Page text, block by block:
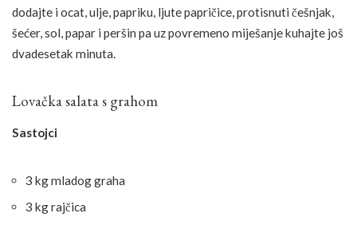
dodajte i ocat, ulje, papriku, ljute papričice, protisnuti češnjak,
šećer, sol, papar i peršin pa uz povremeno miješanje kuhajte još
dvadesetak minuta.
Lovačka salata s grahom
Sastojci
3 kg mladog graha
3 kg rajčica